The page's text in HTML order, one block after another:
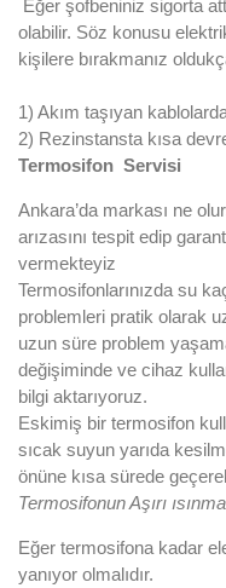
Eğer şofbeniniz sigorta
olabilir. Söz konusu
kişilere bırakmanız
1) Akım taşıyan
2) Rezinstansta kısa
Termosifon Servisi
Ankara’da markası ne
arızasını tespit edip
vermekteyiz
Termosifonlarınızda su
problemleri pratik olarak
uzun süre problem
değişiminde ve cihaz
bilgi aktarıyoruz.
Eskimiş bir termosifon
sıcak suyun yarıda
önüne kısa sürede
Termosifonun Aşırı
Eğer termosifona kadar
yanıyor olmalıdır.